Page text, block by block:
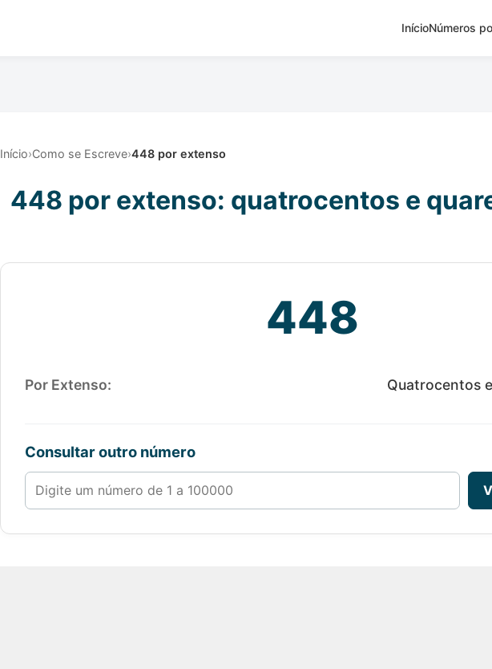
InícioNúmeros
Início›Como se Escreve›448 por extenso
448 por extenso: quatrocentos e
448
Por Extenso: Quatrocentos
Consultar outro número
Número de 1 a 100000